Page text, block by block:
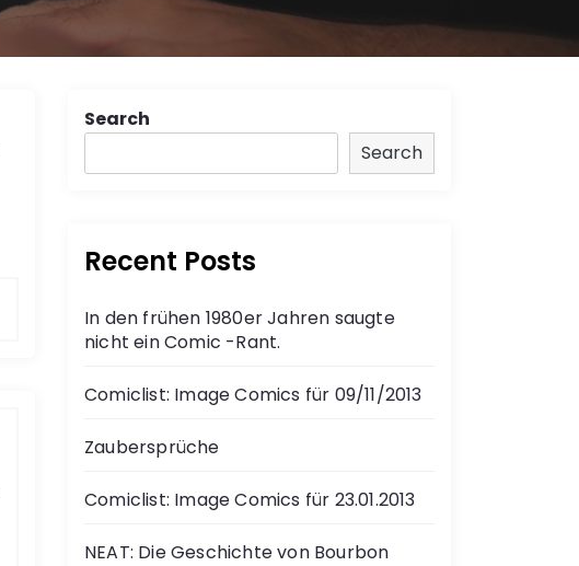
Search
Search
Recent Posts
In den frühen 1980er Jahren saugte
nicht ein Comic -Rant.
Comiclist: Image Comics für 09/11/2013
Zaubersprüche
Comiclist: Image Comics für 23.01.2013
NEAT: Die Geschichte von Bourbon